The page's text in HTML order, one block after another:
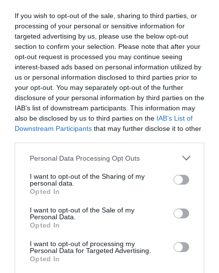
If you wish to opt-out of the sale, sharing to third parties, or
processing of your personal or sensitive information for
targeted advertising by us, please use the below opt-out
section to confirm your selection. Please note that after your
opt-out request is processed you may continue seeing
interest-based ads based on personal information utilized by
us or personal information disclosed to third parties prior to
your opt-out. You may separately opt-out of the further
disclosure of your personal information by third parties on the
IAB’s list of downstream participants. This information may
also be disclosed by us to third parties on the IAB’s List of
Downstream Participants that may further disclose it to other
Personal Data Processing Opt Outs
I want to opt-out of the Sharing of my
personal data.
Opted In
I want to opt-out of the Sale of my
Personal Data.
Opted In
I want to opt-out of processing my
Personal Data for Targeted Advertising.
Opted In
Sur la base des prévisions actuelles de l’activité
Réseaux :
• Les coefficients de réservations long-courrier sont en
moyenne en hausse sur la période mai-septembre par
• Les recettes unitaires Réseaux passage sont attendues
en légère amélioration à change constant sur le
deuxième trimestre par rapport à l’an dernier, avec des
recettes unitaires positives sur le long-courrier largement
compensées par des recettes unitaires négatives sur le
perspectives annuelles sont confirmées :
• Le Groupe va poursuivre ses démarches de réduction
de coûts, avec un objectif de diminution pour 2019 entre
-1% et 0% à change et carburant constants.
de 650 millions d’euros comparé à 2018 à 5,6 milliards
d’euros, sur la base des courbes à terme au 26 avril 2019.
milliards d’euros pour l’année 2019 et un ratio Dette
nette/EBITDA en dessous de 1,5x.